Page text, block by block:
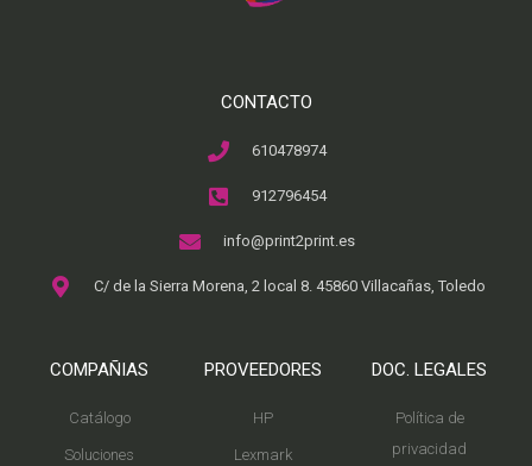
CONTACTO
610478974
912796454
info@print2print.es
C/ de la Sierra Morena, 2 local 8. 45860 Villacañas, Toledo
COMPAÑIAS
Catálogo
Soluciones
PROVEEDORES
HP
Lexmark
DOC. LEGALES
Política de
privacidad